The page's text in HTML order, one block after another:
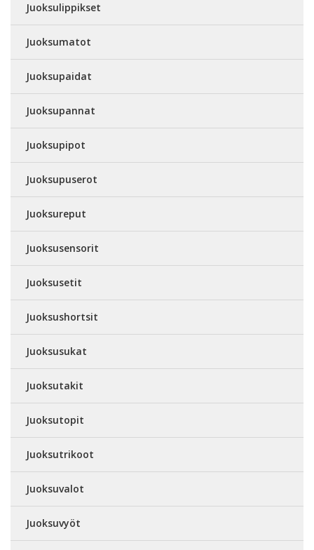
Juoksulippikset
Juoksumatot
Juoksupaidat
Juoksupannat
Juoksupipot
Juoksupuserot
Juoksureput
Juoksusensorit
Juoksusetit
Juoksushortsit
Juoksusukat
Juoksutakit
Juoksutopit
Juoksutrikoot
Juoksuvalot
Juoksuvyöt